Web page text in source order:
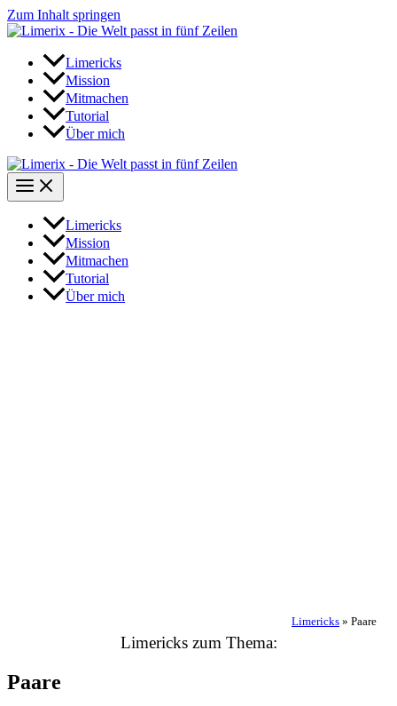
Zum Inhalt springen
Limericks
Mission
Mitmachen
Tutorial
Über mich
Limericks
Mission
Mitmachen
Tutorial
Über mich
Limericks » Paare
Limericks zum Thema:
Paare